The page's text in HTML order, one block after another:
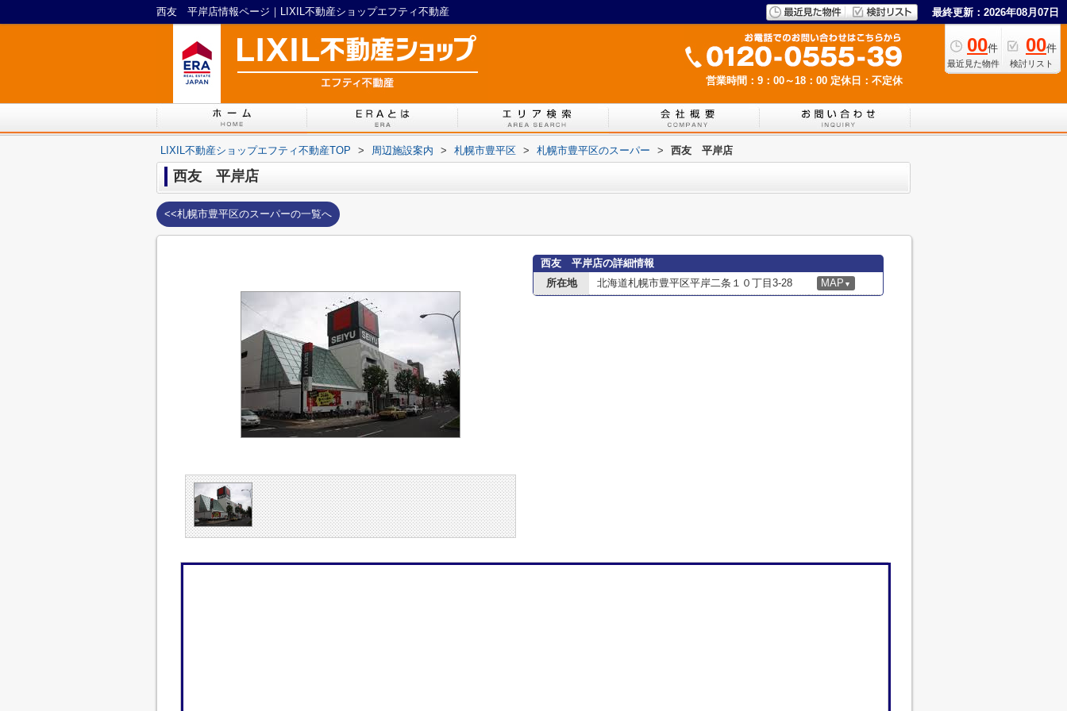
西友 平岸店情報ページ｜LIXIL不動産ショップエフティ不動産 最終更新：2026年08月07日
00件
最近見た物件
00件
検討リスト
営業時間：9：00～18：00 定休日：不定休
LIXIL不動産ショップエフティ不動産TOP > 周辺施設案内 > 札幌市豊平区 > 札幌市豊平区のスーパー > 西友 平岸店
西友 平岸店
<<札幌市豊平区のスーパーの一覧へ
西友 平岸店の詳細情報
所在地
北海道札幌市豊平区平岸二条１０丁目3-28 MAP ▼